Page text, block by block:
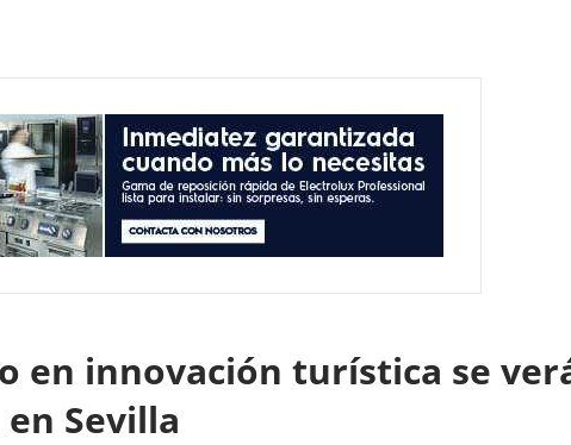
en innovación turística se
Sevilla